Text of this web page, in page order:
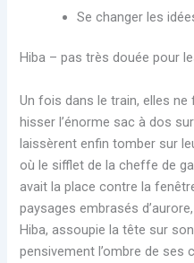
Se changer les
Hiba – pas très douée pour
Un fois dans le train, elles
hisser l’énorme sac à dos
laissèrent enfin tomber sur
où le sifflet de la cheffe de
avait la place contre la
paysages embrasés
Hiba, assoupie la tête sur
pensivement l’ombre de ses